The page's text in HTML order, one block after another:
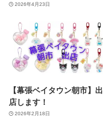
2026年4月23日
【幕張ベイタウン朝市】出
店します！
2026年2月18日